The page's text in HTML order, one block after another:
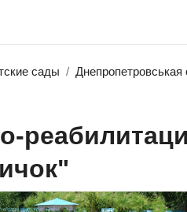
сады Днепропетровськая